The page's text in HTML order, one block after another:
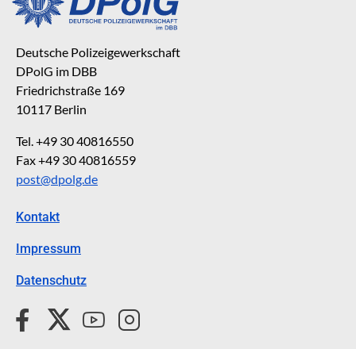
Deutsche Polizeigewerkschaft
DPolG im DBB
Friedrichstraße 169
10117 Berlin
Tel. +49 30 40816550
Fax +49 30 40816559
post@dpolg.de
Kontakt
Impressum
Datenschutz